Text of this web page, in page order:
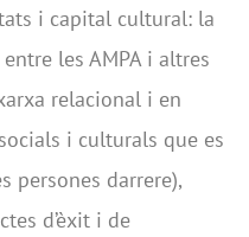
i capital cultural: la
les AMPA i altres
relacional i en
i culturals que es
persones darrere),
d’èxit i de